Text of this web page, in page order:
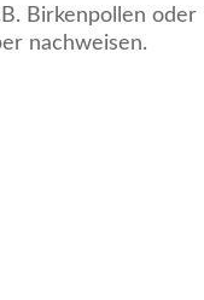
Birkenpollen oder
nachweisen.